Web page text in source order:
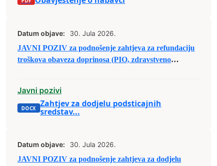
Datum objave:
30. Jula 2026.
JAVNI POZIV za podnošenje zahtjeva za refundaciju
troškova obaveza doprinosa (PIO, zdravstveno
kojima je to osnovna djelatnost
Javni pozivi
Zahtjev za dodjelu podsticajnih
sredstav...
Datum objave:
30. Jula 2026.
JAVNI POZIV za podnošenje zahtjeva za dodjelu